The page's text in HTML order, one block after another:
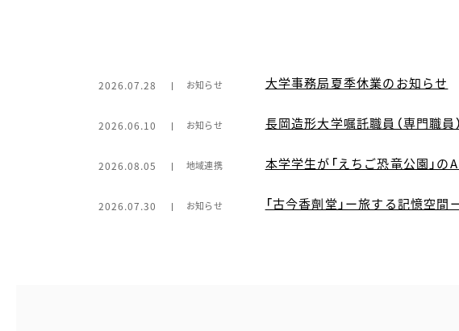
2026.07.28 お知らせ 大学事務局夏季休業のお知らせ
2026.06.10 お知らせ 長岡造形大学嘱託職員（専門職員
2026.08.05 地域連携 本学学生が「えちご恐竜公園」
2026.07.30 お知らせ 「古今香劑堂」ー旅する記憶空間